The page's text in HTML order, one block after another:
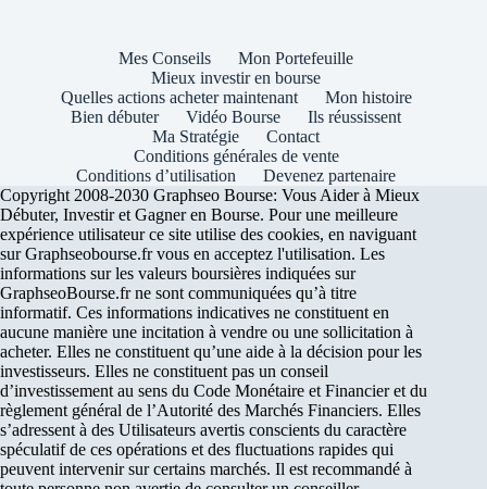
Mes Conseils
Mon Portefeuille
Mieux investir en bourse
Quelles actions acheter maintenant
Mon histoire
Bien débuter
Vidéo Bourse
Ils réussissent
Ma Stratégie
Contact
Conditions générales de vente
Conditions d’utilisation
Devenez partenaire
Copyright 2008-2030 Graphseo Bourse: Vous Aider à Mieux
Débuter, Investir et Gagner en Bourse. Pour une meilleure
expérience utilisateur ce site utilise des cookies, en naviguant
sur Graphseobourse.fr vous en acceptez l'utilisation. Les
informations sur les valeurs boursières indiquées sur
GraphseoBourse.fr ne sont communiquées qu’à titre
informatif. Ces informations indicatives ne constituent en
aucune manière une incitation à vendre ou une sollicitation à
acheter. Elles ne constituent qu’une aide à la décision pour les
investisseurs. Elles ne constituent pas un conseil
d’investissement au sens du Code Monétaire et Financier et du
règlement général de l’Autorité des Marchés Financiers. Elles
s’adressent à des Utilisateurs avertis conscients du caractère
spéculatif de ces opérations et des fluctuations rapides qui
peuvent intervenir sur certains marchés. Il est recommandé à